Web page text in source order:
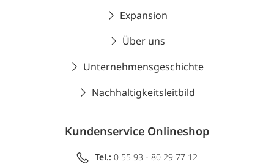
Expansion
Über uns
Unternehmensgeschichte
Nachhaltigkeitsleitbild
Kundenservice Onlineshop
Tel.: 0 55 93 - 80 29 77 12